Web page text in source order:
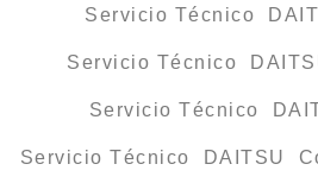
Servicio Técnico
Servicio Técnico
Servicio Técnico
Servicio Técnico DAITSU